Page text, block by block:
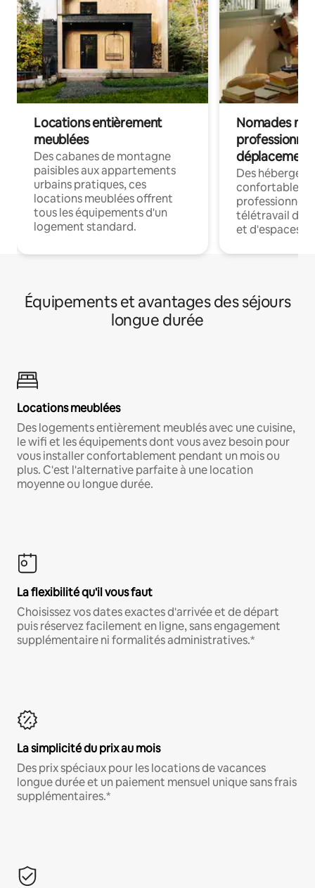
Locations entièrement
meublées
Des cabanes de montagne
paisibles aux appartements
urbains pratiques, ces
locations meublées offrent
tous les équipements d'un
logement standard.
Nomades
déplacement
Des
confortables
professionnels
télétravail
et d'espaces
Équipements et avantages des séjours
longue durée
Locations meublées
Des logements entièrement meublés avec une cuisine,
le wifi et les équipements dont vous avez besoin pour
vous installer confortablement pendant un mois ou
plus. C'est l'alternative parfaite à une location
moyenne ou longue durée.
La flexibilité qu'il vous faut
Choisissez vos dates exactes d'arrivée et de départ
puis réservez facilement en ligne, sans engagement
supplémentaire ni formalités administratives.*
La simplicité du prix au mois
Des prix spéciaux pour les locations de vacances
longue durée et un paiement mensuel unique sans frais
supplémentaires.*